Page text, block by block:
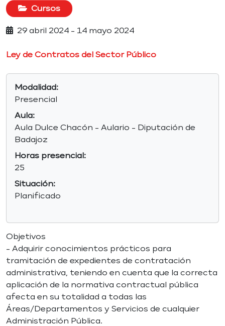
Cursos
29 abril 2024 - 14 mayo 2024
Ley de Contratos del Sector Público
Modalidad:
Presencial
Aula:
Aula Dulce Chacón - Aulario - Diputación de
Badajoz
Horas presencial:
25
Situación:
Planificado
Objetivos
- Adquirir conocimientos prácticos para
tramitación de expedientes de contratación
administrativa, teniendo en cuenta que la correcta
aplicación de la normativa contractual pública
afecta en su totalidad a todas las
Áreas/Departamentos y Servicios de cualquier
Administración Pública.